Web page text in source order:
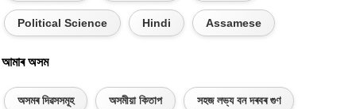
Political Science Hindi Assamese
আমাৰ অসম
অসমৰ দিৱসসমূহ অসমীয়া কিতাপ সহজ লভ্য বন দৰবৰ গুণ